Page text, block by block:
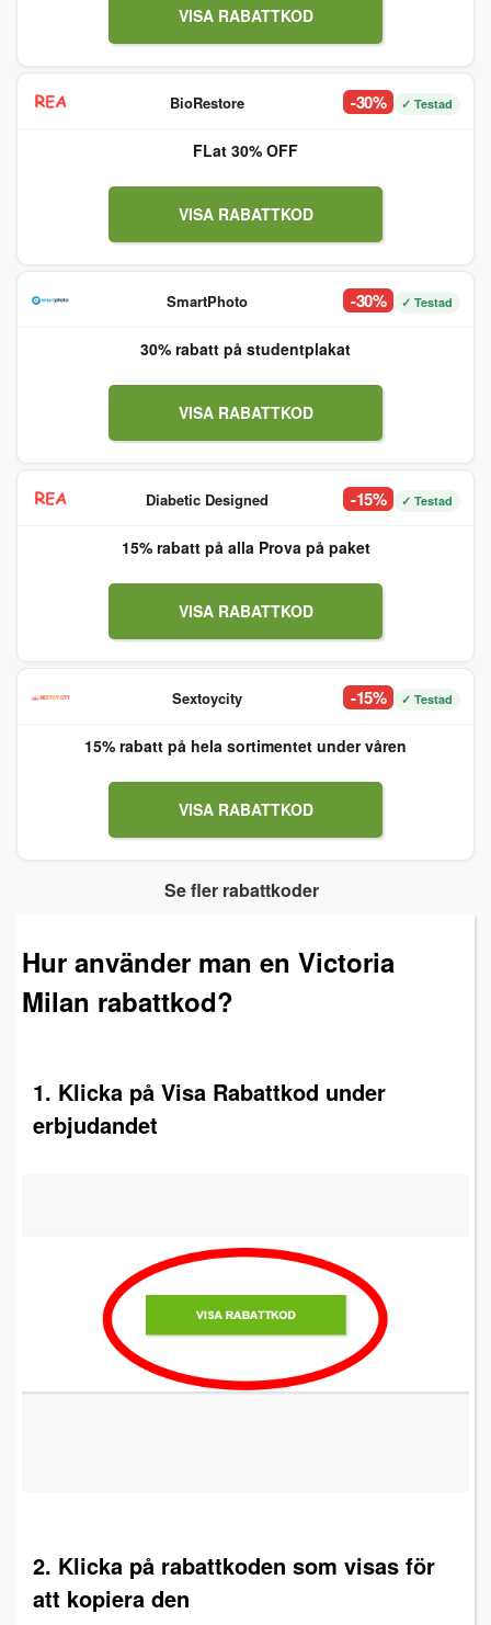
VISA RABATTKOD
BioRestore -30% ✓ Testad
FLat 30% OFF
VISA RABATTKOD
SmartPhoto -30% ✓ Testad
30% rabatt på studentplakat
VISA RABATTKOD
Diabetic Designed -15% ✓ Testad
15% rabatt på alla Prova på paket
VISA RABATTKOD
Sextoycity -15% ✓ Testad
15% rabatt på hela sortimentet under våren
VISA RABATTKOD
Se fler rabattkoder
Hur använder man en Victoria
Milan rabattkod?
1. Klicka på Visa Rabattkod under
erbjudandet
2. Klicka på rabattkoden som visas för
att kopiera den